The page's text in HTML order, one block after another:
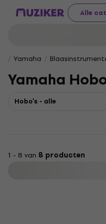
Alle
Yamaha
Yamaha
Hobo's - alle
1 - 8 van 8 producten